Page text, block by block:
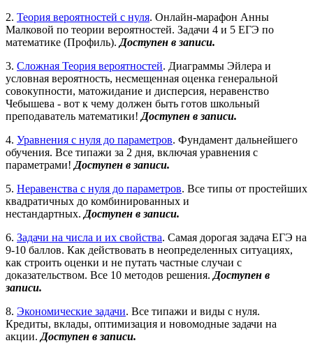
2. Теория вероятностей с нуля. Онлайн-марафон Анны
Малковой по теории вероятностей. Задачи 4 и 5 ЕГЭ по
математике (Профиль). Доступен в записи.
3. Сложная Теория вероятностей. Диаграммы Эйлера и
условная вероятность, несмещенная оценка генеральной
совокупности, матожидание и дисперсия, неравенство
Чебышева - вот к чему должен быть готов школьный
преподаватель математики! Доступен в записи.
4. Уравнения с нуля до параметров. Фундамент дальнейшего
обучения. Все типажи за 2 дня, включая уравнения с
параметрами! Доступен в записи.
5. Неравенства с нуля до параметров. Все типы от простейших
квадратичных до комбинированных и
нестандартных. Доступен в записи.
6. Задачи на числа и их свойства. Самая дорогая задача ЕГЭ на
9-10 баллов. Как действовать в неопределенных ситуациях,
как строить оценки и не путать частные случаи с
доказательством. Все 10 методов решения. Доступен в
записи.
8. Экономические задачи. Все типажи и виды с нуля.
Кредиты, вклады, оптимизация и новомодные задачи на
акции. Доступен в записи.